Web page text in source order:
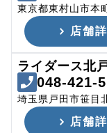
東京都東村山市本
店舗
ライダース北
048-421-
埼玉県戸田市笹目
店舗